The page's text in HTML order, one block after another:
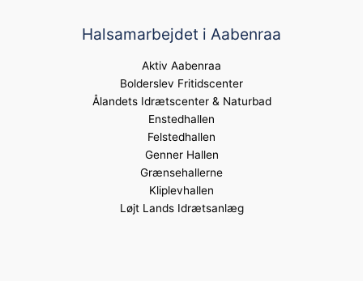
Halsamarbejdet i Aabenraa
Aktiv Aabenraa
Bolderslev Fritidscenter
Ålandets Idrætscenter & Naturbad
Enstedhallen
Felstedhallen
Genner Hallen
Grænsehallerne
Kliplevhallen
Løjt Lands Idrætsanlæg